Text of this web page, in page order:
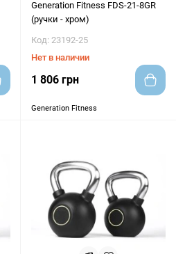
Generation Fitness FDS-21-8GR
(ручки - хром)
Код: 23192-25
Нет в наличии
1 806 грн
Generation Fitness